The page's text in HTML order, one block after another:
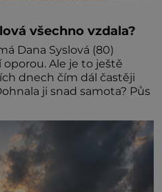
všechno vzdala?
Dana Syslová (80)
Ale je to ještě
dnech čím dál častěji
o svém odchodu. Dohnala ji snad samota? Půs